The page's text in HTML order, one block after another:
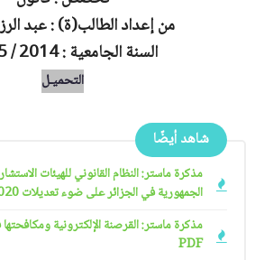
من إعداد الطالب(ة) : عبد
السنة الجامعية : 2014 / 2015
التحميـل
شاهد أيضًا
مذكرة ماستر: النظام القانوني للهيئات
الجمهورية في الجزائر على ضوء تعديلات 2020 PDF
مذكرة ماستر: القرصنة الإلكترونية
PDF